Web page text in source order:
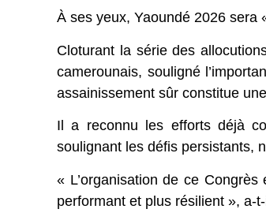
À ses yeux, Yaoundé 2026 sera
Cloturant la série des
camerounais, souligné
assainissement sûr constitue
Il a reconnu les efforts déjà
soulignant les défis persistants,
« L’organisation de ce
performant et plus résilient », a-